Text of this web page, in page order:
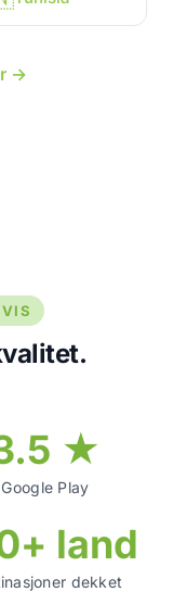
→
★
Google Play
land
dekket